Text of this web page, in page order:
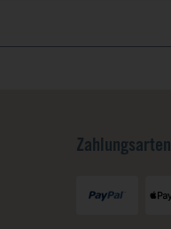
Zahlungsarten